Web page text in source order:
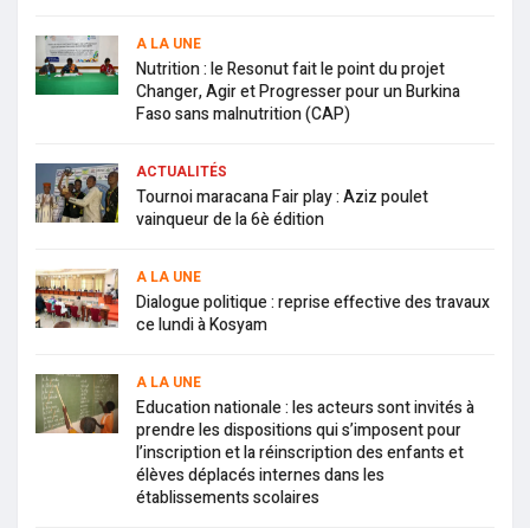
A LA UNE
Nutrition : le Resonut fait le point du projet
Changer, Agir et Progresser pour un Burkina
Faso sans malnutrition (CAP)
ACTUALITÉS
Tournoi maracana Fair play : Aziz poulet
vainqueur de la 6è édition
A LA UNE
Dialogue politique : reprise effective des travaux
ce lundi à Kosyam
A LA UNE
Education nationale : les acteurs sont invités à
prendre les dispositions qui s’imposent pour
l’inscription et la réinscription des enfants et
élèves déplacés internes dans les
établissements scolaires